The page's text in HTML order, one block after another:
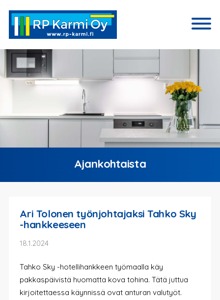
Ajankohtaista
Ari Tolonen työnjohtajaksi Tahko Sky
-hankkeeseen
18.1.2024
Tahko Sky -hotellihankkeen työmaalla käy
pakkaspäivistä huomatta kova tohina. Tätä juttua
kirjoitettaessa käynnissä ovat anturan valutyöt.